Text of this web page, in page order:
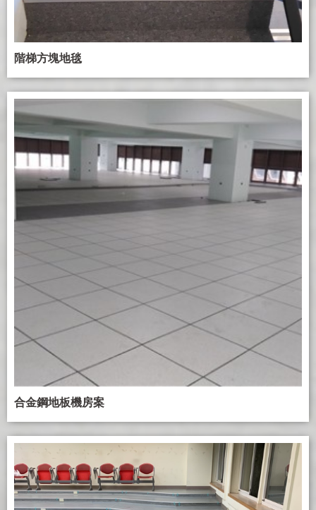
階梯方塊地毯
合金鋼地板機房案